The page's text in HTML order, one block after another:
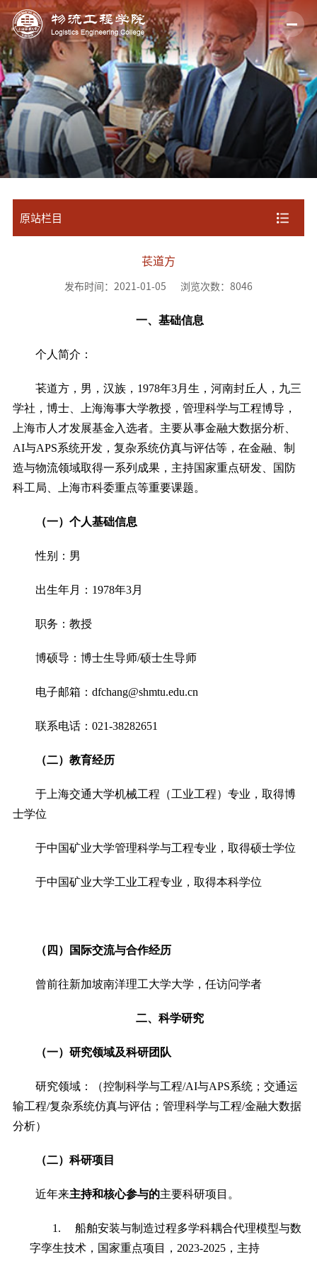
原站栏目
苌道方
发布时间：2021-01-05 浏览次数：8046
一、 基础信息
个人简介：
苌道方，男，汉族， 1978年3月生，河南封丘人，九三
学社，博士、上海海事大学教授 ， 管理科学与工程博导，
上海市人才发展基金入选者。主要从事金融大数据分析、
AI与APS系统开发，复杂系统仿真与评估等，在金融、制
造与物流领域取得一系列成果，主持国家重点研发、国防
科工局、上海市科委重点等重要课题。
（一）个人基础信息
性别：男
出生年月： 1978年3月
职务：教授
博硕导：博士生导师/硕士生导师
电子邮箱： dfchang@shmtu.edu.cn
联系电话： 021-38282651
（二）教育经历
于上海交通大学机械工程（工业工程）专业，取得博
士学位
于中国矿业大学管理科学与工程专业，取得硕士学位
于中国矿业大学工业工程专业，取得本科学位
（四）国际交流与合作经历
曾前往新加坡南洋理工大学大学，任访问学者
二、科学研究
（一）研究领域及科研团队
研究领域：（控制科学与工程/AI与APS系统；交通运
输工程/复杂系统仿真与评估；管理科学与工程/金融大数据
分析）
（二） 科研项目
近年来主持和核心参与的主要科研项目。
1.
船舶安装与制造过程多学科耦合代理模型与数
字孪生技术，国家重点项目， 2023-2025，主持